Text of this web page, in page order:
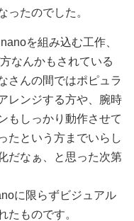
ったのでした。
を組み込む工作、
なんかもされている
さんの間ではポピュラ
レンジする方や、腕時
もしっかり動作させて
たという方までいらし
だなぁ、と思った次第
に限らずビジュアル
たものです。